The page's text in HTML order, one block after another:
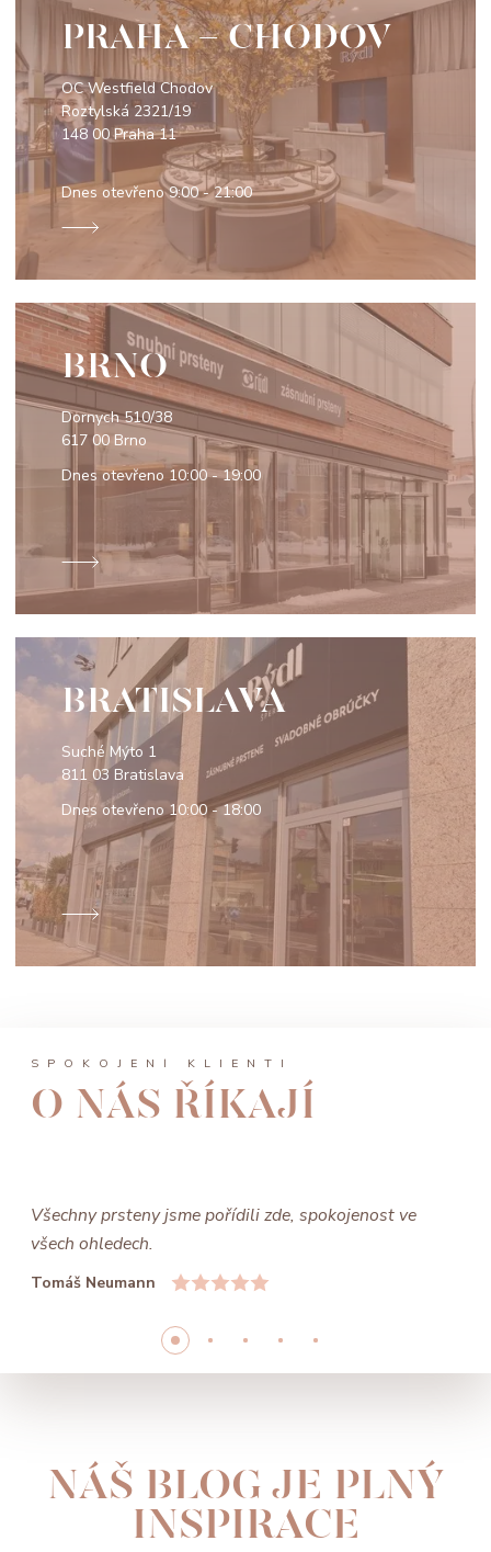
PRAHA - CHODOV
OC Westfield Chodov
Roztylská 2321/19
148 00 Praha 11
Dnes otevřeno9:00 - 21:00
BRNO
Dornych 510/38
617 00 Brno
Dnes otevřeno 10:00 - 19:00
BRATISLAVA
Suché Mýto 1
811 03 Bratislava
Dnes otevřeno10:00 - 18:00
SPOKOJENÍ KLIENTI
O NÁS ŘÍKAJÍ
Všechny prsteny jsme pořídili zde, spokojenost ve
všech ohledech.
Tomáš Neumann
NÁŠ BLOG JE PLNÝ
INSPIRACE